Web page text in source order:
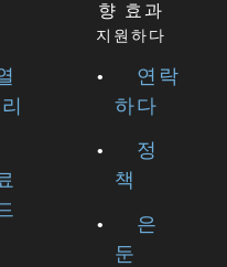
향 효과
지원하다
연락
하다
정
책
은
둔